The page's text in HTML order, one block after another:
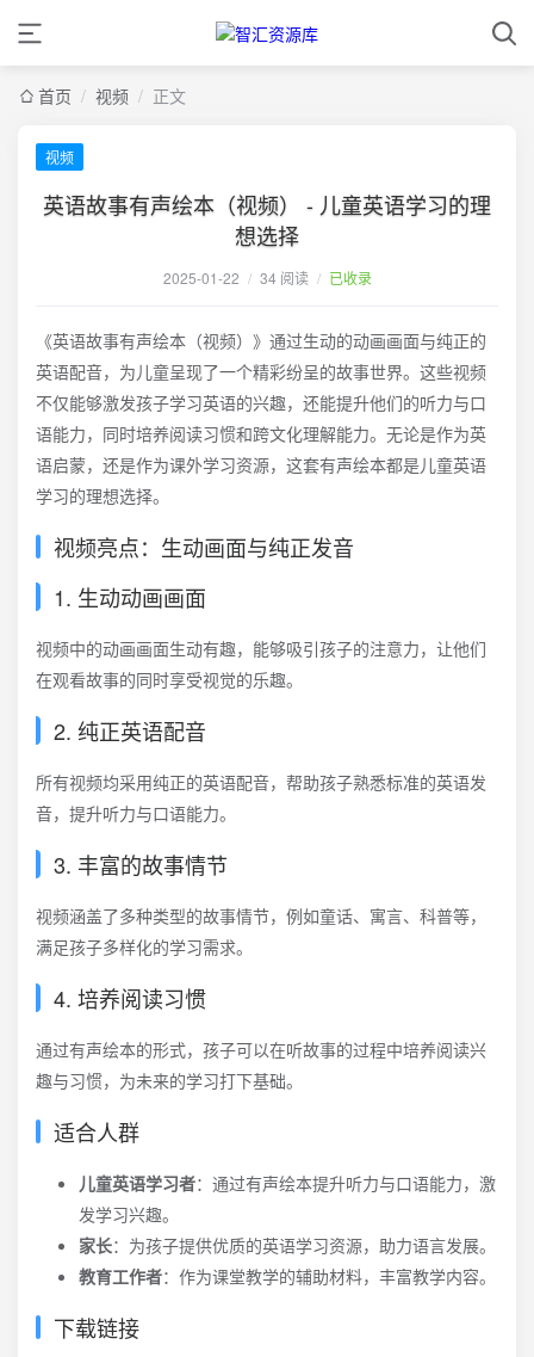
首页 / 视频 / 正文
视频
英语故事有声绘本（视频） - 儿童英语学习的理
想选择
2025-01-22 / 34 阅读 / 已收录
《英语故事有声绘本（视频）》通过生动的动画画面与纯正的
英语配音，为儿童呈现了一个精彩纷呈的故事世界。这些视频
不仅能够激发孩子学习英语的兴趣，还能提升他们的听力与口
语能力，同时培养阅读习惯和跨文化理解能力。无论是作为英
语启蒙，还是作为课外学习资源，这套有声绘本都是儿童英语
学习的理想选择。
视频亮点：生动画面与纯正发音
1. 生动动画画面
视频中的动画画面生动有趣，能够吸引孩子的注意力，让他们
在观看故事的同时享受视觉的乐趣。
2. 纯正英语配音
所有视频均采用纯正的英语配音，帮助孩子熟悉标准的英语发
音，提升听力与口语能力。
3. 丰富的故事情节
视频涵盖了多种类型的故事情节，例如童话、寓言、科普等，
满足孩子多样化的学习需求。
4. 培养阅读习惯
通过有声绘本的形式，孩子可以在听故事的过程中培养阅读兴
趣与习惯，为未来的学习打下基础。
适合人群
儿童英语学习者：通过有声绘本提升听力与口语能力，激
发学习兴趣。
家长：为孩子提供优质的英语学习资源，助力语言发展。
教育工作者：作为课堂教学的辅助材料，丰富教学内容。
下载链接